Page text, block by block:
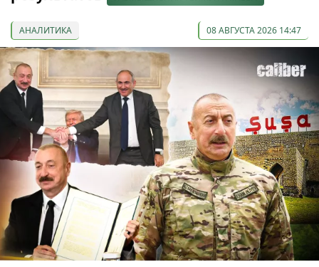
АНАЛИТИКА 08 АВГУСТА 2026 14:47